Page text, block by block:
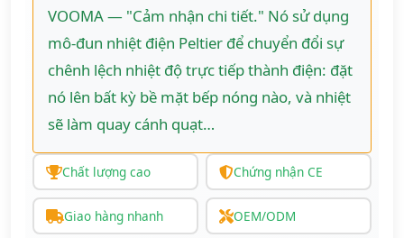
VOOMA — "Cảm nhận chi tiết." Nó sử dụng
mô-đun nhiệt điện Peltier để chuyển đổi sự
chênh lệch nhiệt độ trực tiếp thành điện: đặt
nó lên bất kỳ bề mặt bếp nóng nào, và nhiệt
sẽ làm quay cánh quạt…
Chất lượng cao Chứng nhận CE
Giao hàng nhanh OEM/ODM